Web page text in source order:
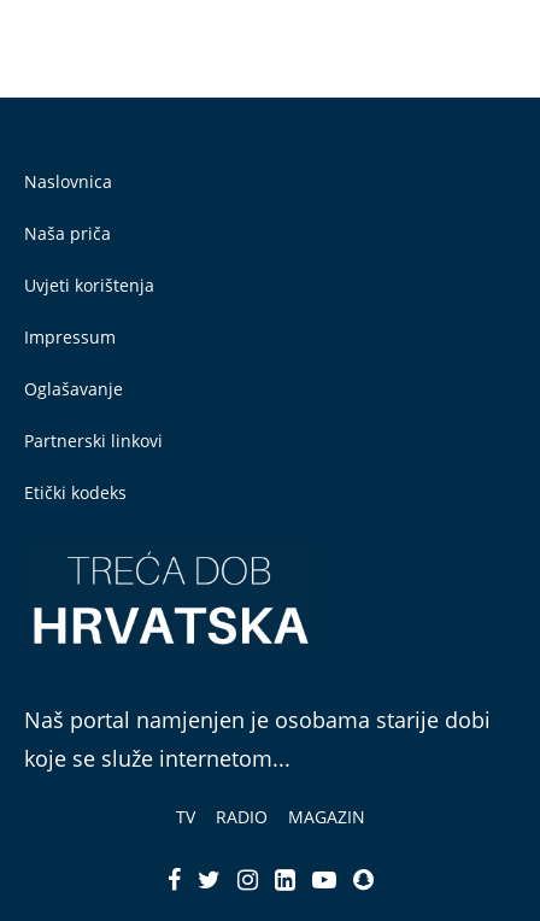
Naslovnica
Naša priča
Uvjeti korištenja
Impressum
Oglašavanje
Partnerski linkovi
Etički kodeks
Naš portal namjenjen je osobama starije dobi
koje se služe internetom...
TV RADIO MAGAZIN